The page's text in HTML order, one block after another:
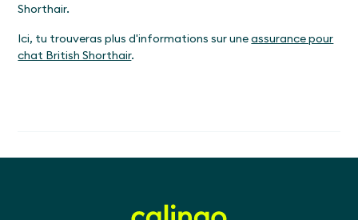
Shorthair.
Ici, tu trouveras plus d'informations sur uneassurance pour
chat British Shorthair.